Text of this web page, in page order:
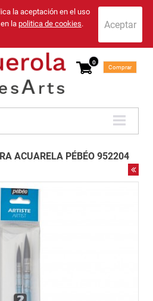
la aceptación en el uso
la politica de cookies.
0
Comprar
ACUARELA PÉBÉO 952204